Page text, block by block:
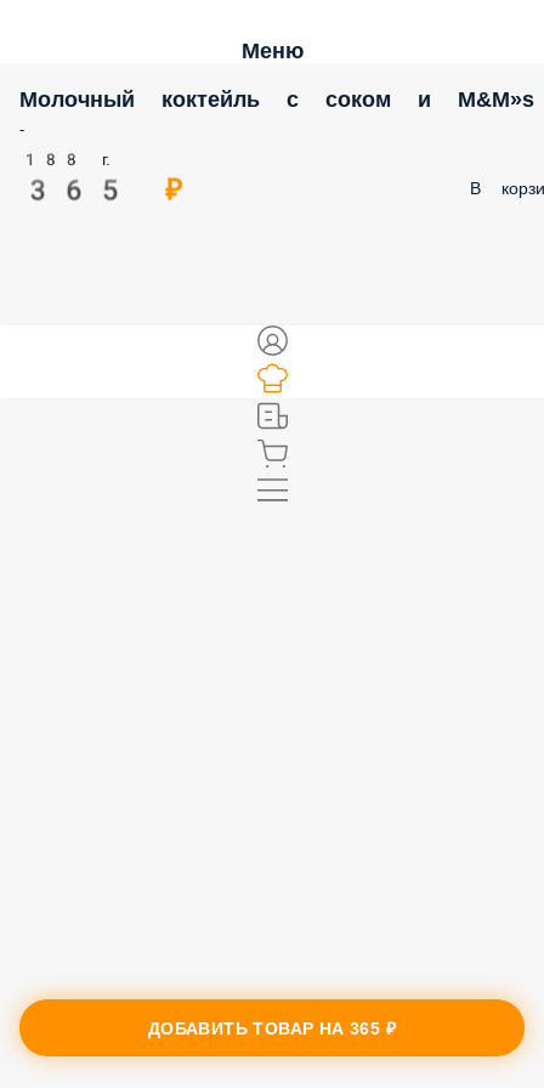
Меню
Молочный коктейль с соком и M&M»s
-
188 г.
365 ₽ В
ДОБАВИТЬ ТОВАР НА365 ₽